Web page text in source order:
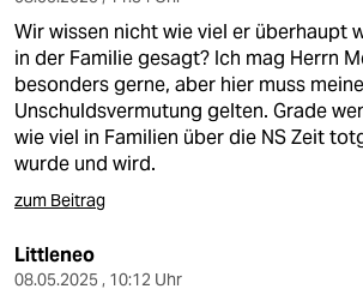
Wir wissen nicht wie viel er überhaupt
in der Familie gesagt? Ich mag Herrn
besonders gerne, aber hier muss
Unschuldsvermutung gelten. Grade
wie viel in Familien über die NS Zeit
wurde und wird.
zum Beitrag
Littleneo
08.05.2025 , 10:12 Uhr